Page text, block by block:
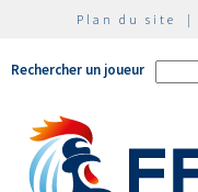
Plan du site |
Rechercher un joueur